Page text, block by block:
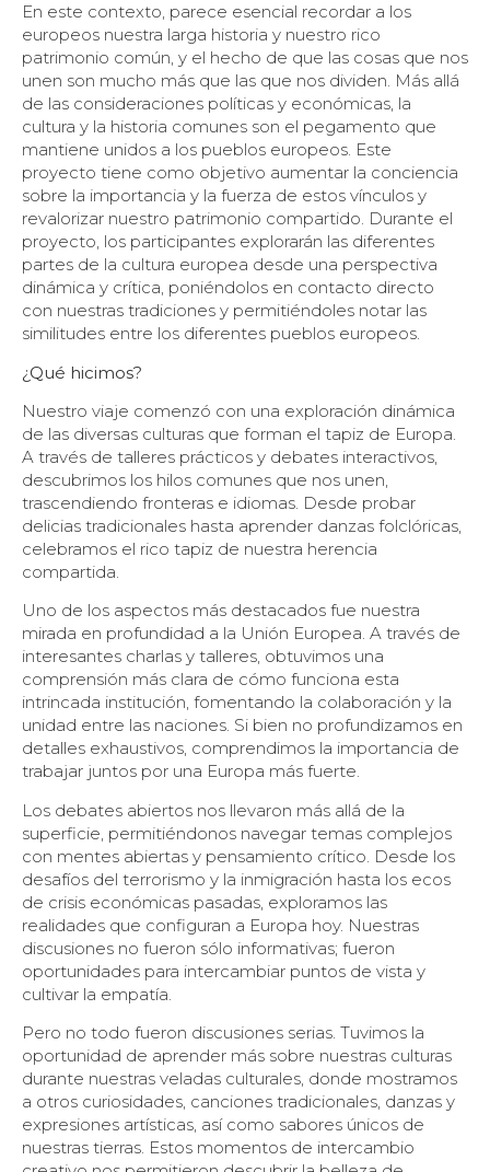
En este contexto, parece esencial recordar a los
europeos nuestra larga historia y nuestro rico
patrimonio común, y el hecho de que las cosas que nos
unen son mucho más que las que nos dividen. Más allá
de las consideraciones políticas y económicas, la
cultura y la historia comunes son el pegamento que
mantiene unidos a los pueblos europeos. Este
proyecto tiene como objetivo aumentar la conciencia
sobre la importancia y la fuerza de estos vínculos y
revalorizar nuestro patrimonio compartido. Durante el
proyecto, los participantes explorarán las diferentes
partes de la cultura europea desde una perspectiva
dinámica y crítica, poniéndolos en contacto directo
con nuestras tradiciones y permitiéndoles notar las
similitudes entre los diferentes pueblos europeos.
¿Qué hicimos?
Nuestro viaje comenzó con una exploración dinámica
de las diversas culturas que forman el tapiz de Europa.
A través de talleres prácticos y debates interactivos,
descubrimos los hilos comunes que nos unen,
trascendiendo fronteras e idiomas. Desde probar
delicias tradicionales hasta aprender danzas folclóricas,
celebramos el rico tapiz de nuestra herencia
compartida.
Uno de los aspectos más destacados fue nuestra
mirada en profundidad a la Unión Europea. A través de
interesantes charlas y talleres, obtuvimos una
comprensión más clara de cómo funciona esta
intrincada institución, fomentando la colaboración y la
unidad entre las naciones. Si bien no profundizamos en
detalles exhaustivos, comprendimos la importancia de
trabajar juntos por una Europa más fuerte.
Los debates abiertos nos llevaron más allá de la
superficie, permitiéndonos navegar temas complejos
con mentes abiertas y pensamiento crítico. Desde los
desafíos del terrorismo y la inmigración hasta los ecos
de crisis económicas pasadas, exploramos las
realidades que configuran a Europa hoy. Nuestras
discusiones no fueron sólo informativas; fueron
oportunidades para intercambiar puntos de vista y
cultivar la empatía.
Pero no todo fueron discusiones serias. Tuvimos la
oportunidad de aprender más sobre nuestras culturas
durante nuestras veladas culturales, donde mostramos
a otros curiosidades, canciones tradicionales, danzas y
expresiones artísticas, así como sabores únicos de
nuestras tierras. Estos momentos de intercambio